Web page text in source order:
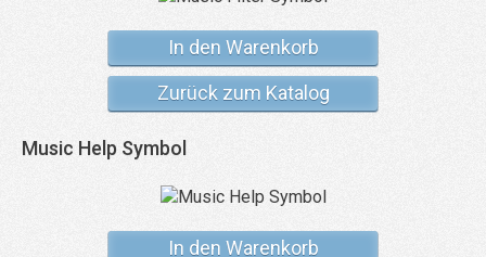
In den Warenkorb
Zurück zum Katalog
Music Help Symbol
In den Warenkorb